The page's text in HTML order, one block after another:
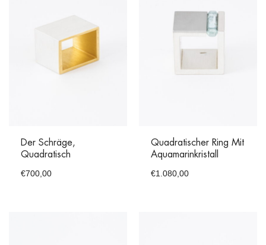
Der Schräge,
Quadratisch
€700,00
Quadratischer Ring Mit
Aquamarinkristall
€1.080,00